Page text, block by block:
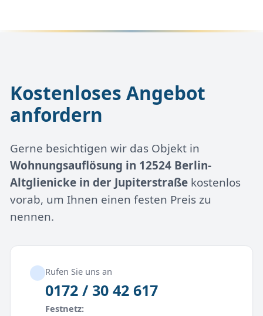
Kostenloses Angebot
anfordern
Gerne besichtigen wir das Objekt in
Wohnungsauflösung in 12524 Berlin-
Altglienicke in der Jupiterstraßekostenlos
vorab, um Ihnen einen festen Preis zu
nennen.
Rufen Sie uns an
0172 / 30 42 617
Festnetz: